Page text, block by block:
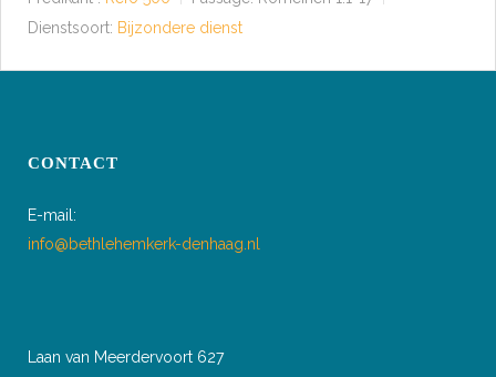
Dienstsoort: Bijzondere dienst
CONTACT
E-mail:
info@bethlehemkerk-denhaag.nl
Laan van Meerdervoort 627